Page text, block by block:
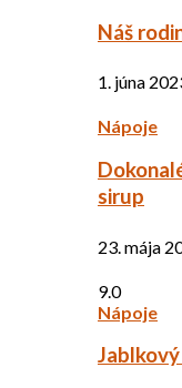
Náš
1. júna
Nápoje
sirup
23. mája
9.0
Nápoje